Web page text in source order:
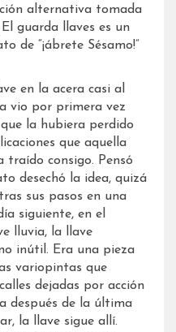
alternativa tomada
guarda llaves es un
de “¡ábrete Sésamo!”
en la acera casi al
vio por primera vez
la hubiera perdido
que aquella
traído consigo. Pensó
desechó la idea, quizá
sus pasos en una
siguiente, en el
lluvia, la llave
inútil. Era una pieza
variopintas que
dejadas por acción
después de la última
la llave sigue allí.